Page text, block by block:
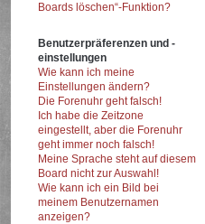
Boards löschen“-Funktion?
Benutzerpräferenzen und -
einstellungen
Wie kann ich meine
Einstellungen ändern?
Die Forenuhr geht falsch!
Ich habe die Zeitzone
eingestellt, aber die Forenuhr
geht immer noch falsch!
Meine Sprache steht auf diesem
Board nicht zur Auswahl!
Wie kann ich ein Bild bei
meinem Benutzernamen
anzeigen?